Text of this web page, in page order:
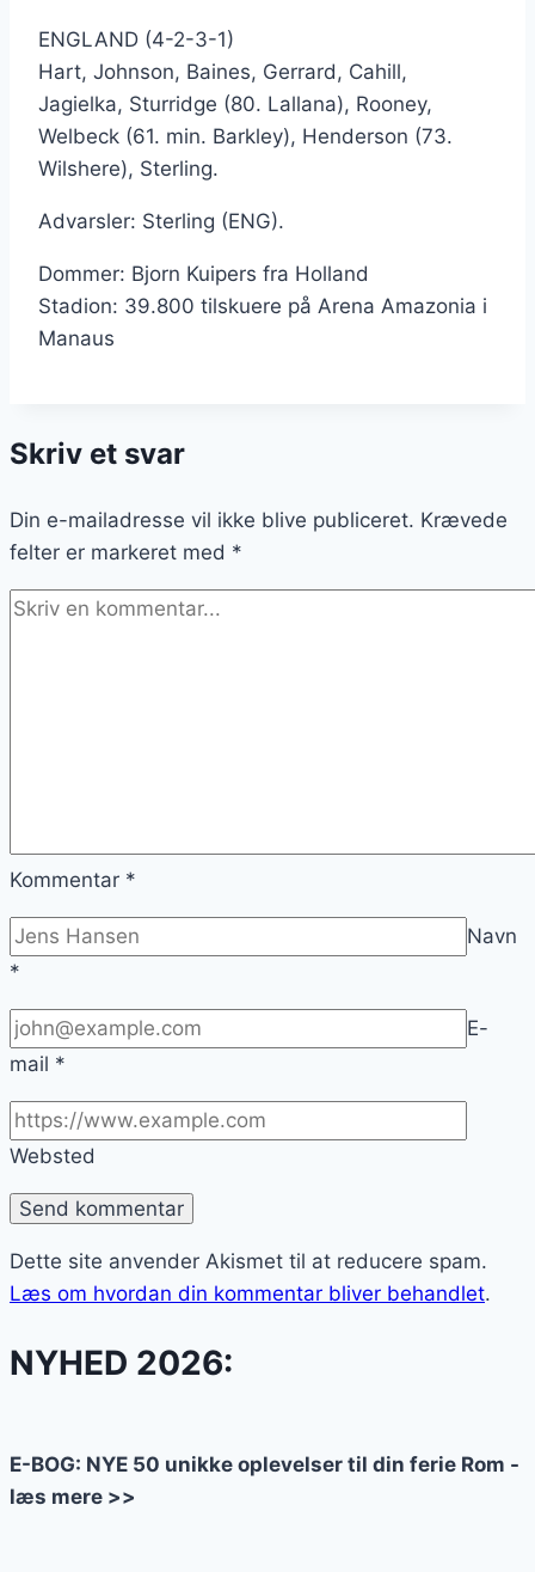
ENGLAND (4-2-3-1)
Hart, Johnson, Baines, Gerrard, Cahill,
Jagielka, Sturridge (80. Lallana), Rooney,
Welbeck (61. min. Barkley), Henderson (73.
Wilshere), Sterling.
Advarsler: Sterling (ENG).
Dommer: Bjorn Kuipers fra Holland
Stadion: 39.800 tilskuere på Arena Amazonia i
Manaus
Skriv et svar
Din e-mailadresse vil ikke blive publiceret. Krævede
felter er markeret med *
Kommentar *
Navn
*
E-
mail *
Websted
Dette site anvender Akismet til at reducere spam.
Læs om hvordan din kommentar bliver behandlet.
NYHED 2026:
E-BOG: NYE 50 unikke oplevelser til din ferie Rom -
læs mere >>